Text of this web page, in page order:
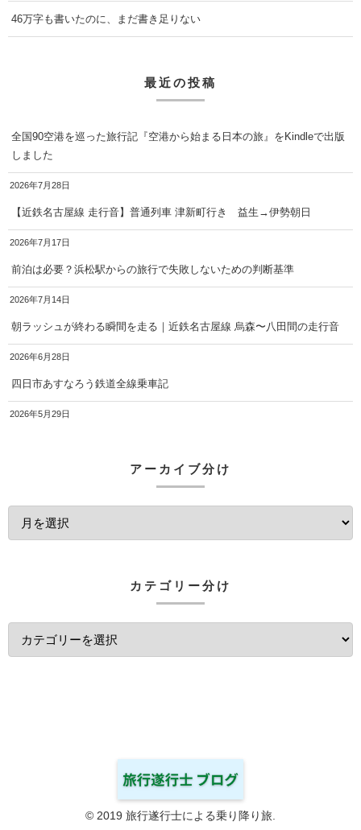
46万字も書いたのに、まだ書き足りない
最近の投稿
全国90空港を巡った旅行記『空港から始まる日本の旅』をKindleで出版
しました
2026年7月28日
【近鉄名古屋線 走行音】普通列車 津新町行き 益生→伊勢朝日
2026年7月17日
前泊は必要？浜松駅からの旅行で失敗しないための判断基準
2026年7月14日
朝ラッシュが終わる瞬間を走る｜近鉄名古屋線 烏森〜八田間の走行音
2026年6月28日
四日市あすなろう鉄道全線乗車記
2026年5月29日
アーカイブ分け
カテゴリー分け
© 2019 旅行遂行士による乗り降り旅.